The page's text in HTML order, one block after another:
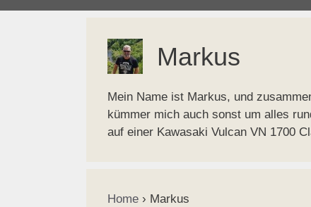
Markus
Mein Name ist Markus, und
kümmer mich auch sonst um alles
auf einer Kawasaki Vulcan VN 1700
Home › Markus